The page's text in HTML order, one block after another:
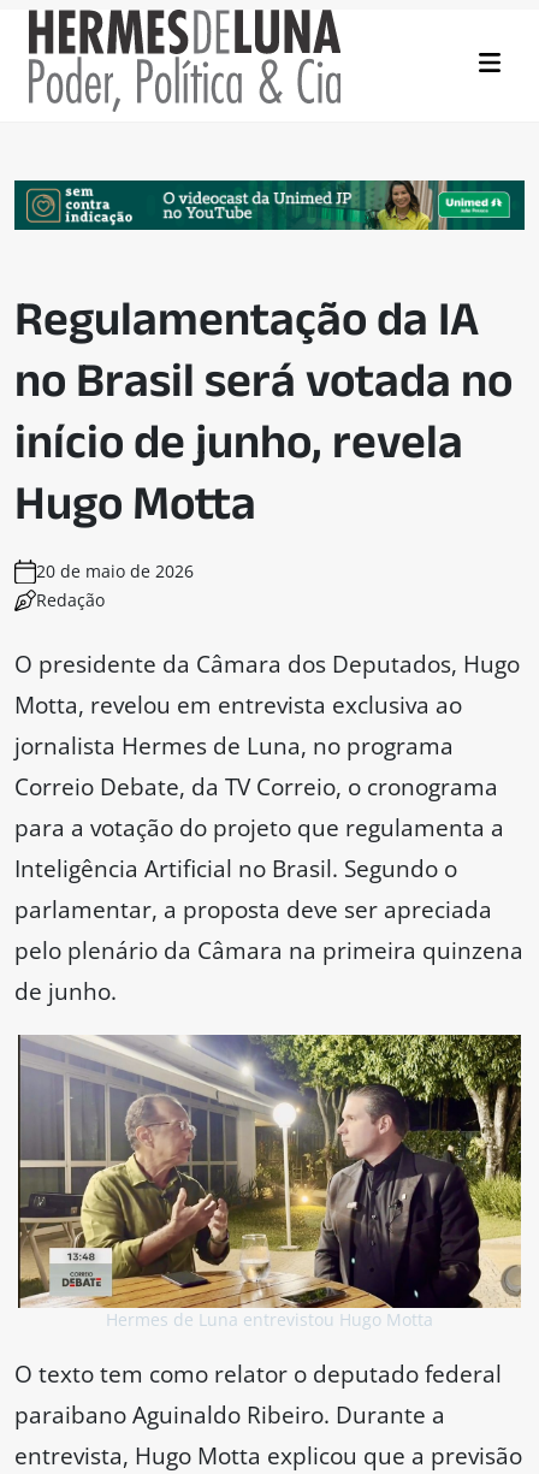
Regulamentação da IA
no Brasil será votada no
início de junho, revela
Hugo Motta
20 de maio de 2026
Redação
O presidente da Câmara dos Deputados, Hugo
Motta, revelou em entrevista exclusiva ao
jornalista Hermes de Luna, no programa
Correio Debate, da TV Correio, o cronograma
para a votação do projeto que regulamenta a
Inteligência Artificial no Brasil. Segundo o
parlamentar, a proposta deve ser apreciada
pelo plenário da Câmara na primeira quinzena
de junho.
Hermes de Luna entrevistou Hugo Motta
O texto tem como relator o deputado federal
paraibano Aguinaldo Ribeiro. Durante a
entrevista, Hugo Motta explicou que a previsão